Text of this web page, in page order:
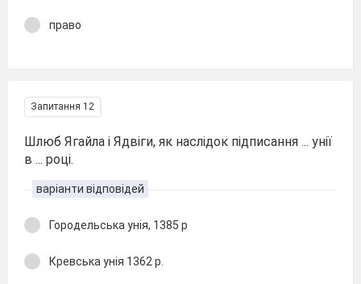
право
Запитання 12
Шлюб Ягайла і Ядвіги, як наслідок підписання ... унії
в ... році.
варіанти відповідей
Городельська унія, 1385 р
Кревська унія 1362 р.